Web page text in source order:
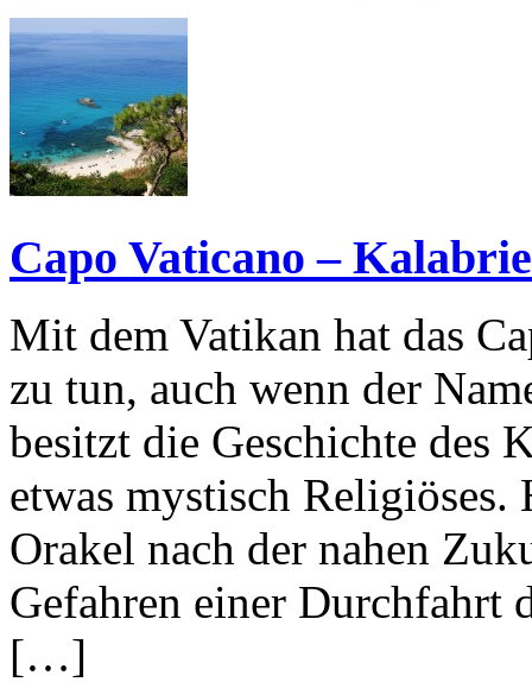
Capo Vaticano –
Mit dem Vatikan hat das
zu tun, auch wenn der
besitzt die Geschichte des
etwas mystisch
Orakel nach der nahen
Gefahren einer Durchfahrt
[…]